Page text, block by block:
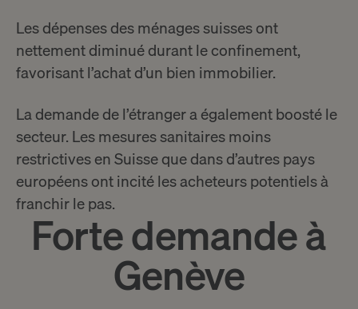
Les dépenses des ménages suisses ont
nettement diminué durant le confinement,
favorisant l’achat d’un bien immobilier.
La demande de l’étranger a également boosté le
secteur. Les mesures sanitaires moins
restrictives en Suisse que dans d’autres pays
européens ont incité les acheteurs potentiels à
franchir le pas.
Forte demande à
Genève